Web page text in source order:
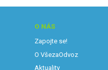
O NÁS
Zapojte se!
O VšezaOdvoz
Aktuality